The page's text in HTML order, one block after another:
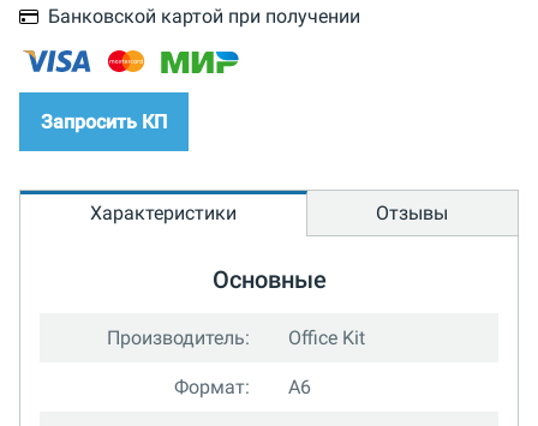
Банковской картой при получении
Запросить КП
Характеристики Отзывы
Основные
Производитель: Office Kit
Формат: A6